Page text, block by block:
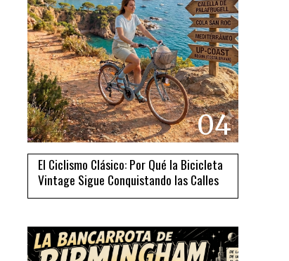
04
El Ciclismo Clásico: Por Qué la Bicicleta
Vintage Sigue Conquistando las Calles